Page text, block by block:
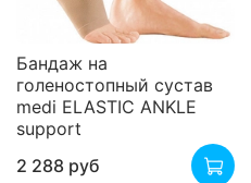
Бандаж на
голеностопный сустав
medi ELASTIC ANKLE
support
2 288 руб